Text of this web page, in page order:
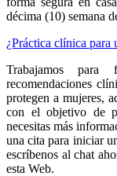
décima (10) semana
¿Práctica clínica para
Trabajamos
recomendaciones
protegen a mujeres,
con el objetivo de
necesitas más
una cita para iniciar
escríbenos al chat
esta Web.